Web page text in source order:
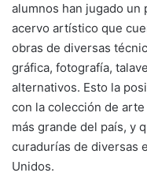
alumnos han jugado
acervo artístico que
obras de diversas
gráfica, fotografía,
alternativos. Esto la
con la colección de
más grande del país, y
curadurías de diversas
Unidos.